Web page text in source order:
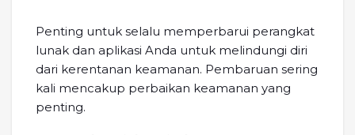
Penting untuk selalu memperbarui perangkat
lunak dan aplikasi Anda untuk melindungi diri
dari kerentanan keamanan. Pembaruan sering
kali mencakup perbaikan keamanan yang
penting.